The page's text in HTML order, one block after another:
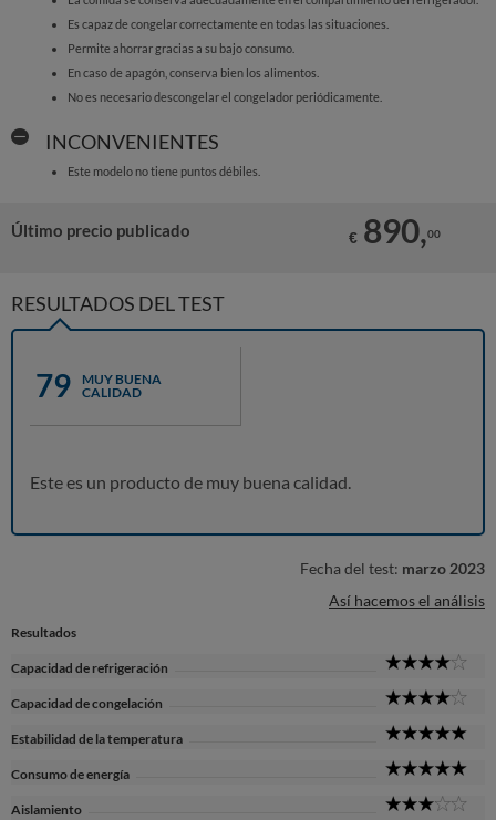
Es capaz de congelar correctamente en todas las situaciones.
Permite ahorrar gracias a su bajo consumo.
En caso de apagón, conserva bien los alimentos.
No es necesario descongelar el congelador periódicamente.
INCONVENIENTES
Este modelo no tiene puntos débiles.
Último precio publicado € 890,00
RESULTADOS DEL TEST
79
MUY BUENA
CALIDAD
Este es un producto de muy buena calidad.
Fecha del test: marzo 2023
Así hacemos el análisis
Resultados
Capacidad de refrigeración
Capacidad de congelación
Estabilidad de la temperatura
Consumo de energía
Aislamiento